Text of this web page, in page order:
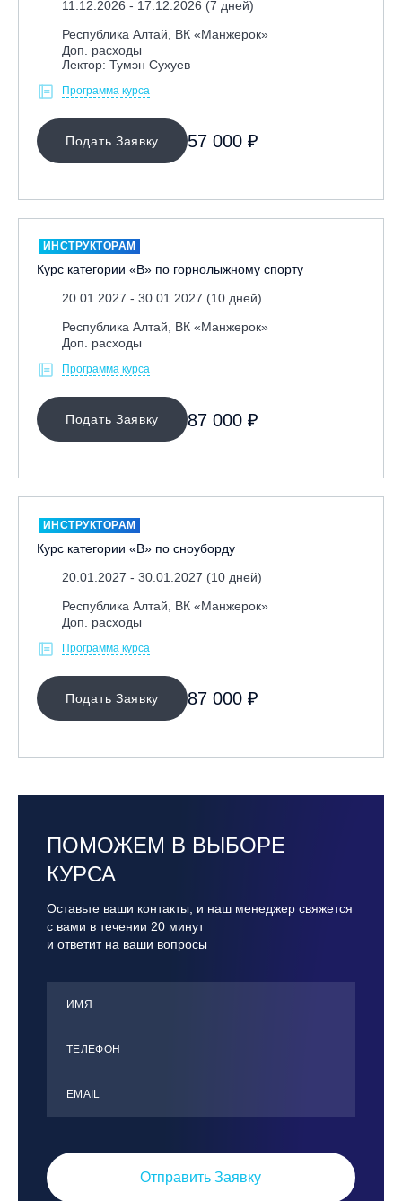
«Абзаково»
Самара, ГЛК «СОК»
Санкт-Петербург, Всесезонный курорт «Игора»
Санкт-Петербург, Скейт-парк под мостом Бетанкура
Сочи, ГК «Красная Поляна»
Сочи, ГТЦ «Газпром»
Уфа,СШОР ПО БИАТЛОНУ РБ
Южно-Сахалинск, СТК «Горный воздух»
Ярославль, СП «Изгиб»
ОЧИСТИТЬ ФИЛЬТР
11.12.2026 - 17.12.2026 (7 дней)
Республика Алтай, ВК «Манжерок»
Доп. расходы
Лектор: Тумэн Сухуев
Программа курса
Подать Заявку 57 000 ₽
ИНСТРУКТОРАМ
Курс категории «В» по горнолыжному спорту
20.01.2027 - 30.01.2027 (10 дней)
Республика Алтай, ВК «Манжерок»
Доп. расходы
Программа курса
Подать Заявку 87 000 ₽
ИНСТРУКТОРАМ
Курс категории «В» по сноуборду
20.01.2027 - 30.01.2027 (10 дней)
Республика Алтай, ВК «Манжерок»
Доп. расходы
Программа курса
Подать Заявку 87 000 ₽
ПОМОЖЕМ В ВЫБОРЕ
КУРСА
Оставьте ваши контакты, и наш менеджер свяжется
с вами в течении 20 минут
и ответит на ваши вопросы
ИМЯ
ТЕЛЕФОН
ЕMАIL
Отправить Заявку